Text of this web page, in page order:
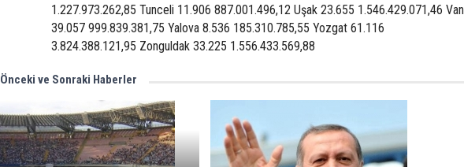
1.227.973.262,85 Tunceli 11.906 887.001.496,12 Uşak 23.655 1.546.429.071,46 Van
39.057 999.839.381,75 Yalova 8.536 185.310.785,55 Yozgat 61.116
3.824.388.121,95 Zonguldak 33.225 1.556.433.569,88
Önceki ve Sonraki Haberler